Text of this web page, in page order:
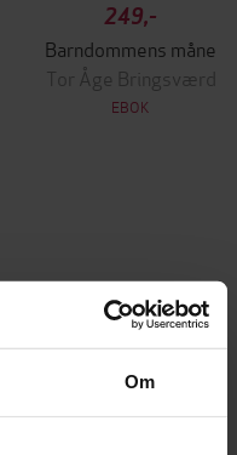
Om
249,-
Barndommens måne
Tor Åge Bringsværd
EBOK